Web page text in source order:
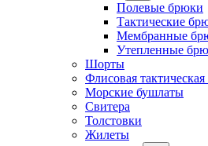
Полевые брюки
Тактические
Мембранные
Утепленные
Шорты
Флисовая
Морские бушлаты
Свитера
Толстовки
Жилеты